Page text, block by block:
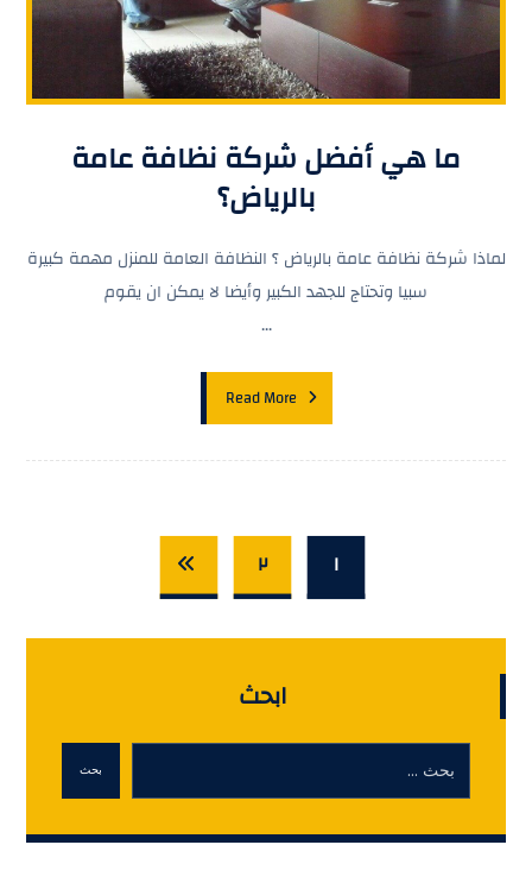
ما هي أفضل شركة نظافة عامة
بالرياض؟
لماذا شركة نظافة عامة بالرياض ؟ النظافة العامة للمنزل مهمة كبيرة
سبيا وتحتاج للجهد الكبير وأيضا لا يمكن ان يقوم
...
Read More
١ ٢
ابحث
بحث